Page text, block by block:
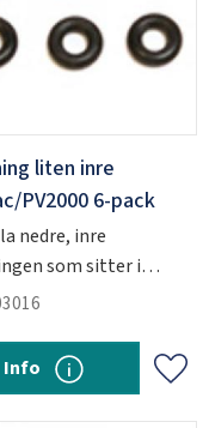
liten inre
PV2000 6-pack
nedre, inre
som sitter i
och PV2000-
Add
Info